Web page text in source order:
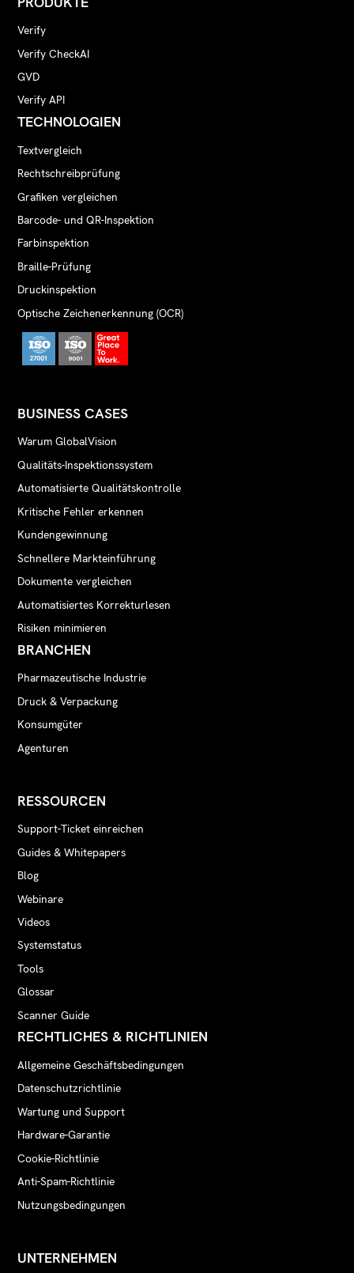
Verify
Verify CheckAI
GVD
Verify API
TECHNOLOGIEN
Textvergleich
Rechtschreibprüfung
Grafiken vergleichen
Barcode- und QR-Inspektion
Farbinspektion
Braille-Prüfung
Druckinspektion
Optische Zeichenerkennung (OCR)
BUSINESS CASES
Warum GlobalVision
Qualitäts-Inspektionssystem
Automatisierte Qualitätskontrolle
Kritische Fehler erkennen
Kundengewinnung
Schnellere Markteinführung
Dokumente vergleichen
Automatisiertes Korrekturlesen
Risiken minimieren
BRANCHEN
Pharmazeutische Industrie
Druck & Verpackung
Konsumgüter
Agenturen
RESSOURCEN
Support-Ticket einreichen
Guides & Whitepapers
Blog
Webinare
Videos
Systemstatus
Tools
Glossar
Scanner Guide
RECHTLICHES & RICHTLINIEN
Allgemeine Geschäftsbedingungen
Datenschutzrichtlinie
Wartung und Support
Hardware-Garantie
Cookie-Richtlinie
Anti-Spam-Richtlinie
Nutzungsbedingungen
UNTERNEHMEN